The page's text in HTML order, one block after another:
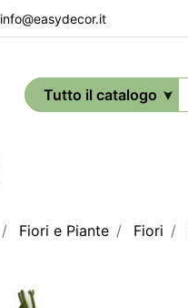
info@easydecor.it
Fiori e Piante Fiori